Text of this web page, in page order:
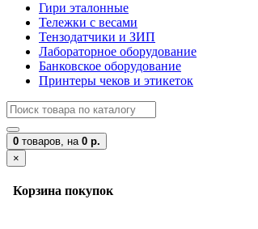
Гири эталонные
Тележки с весами
Тензодатчики и ЗИП
Лабораторное оборудование
Банковское оборудование
Принтеры чеков и этикеток
0 товаров, на 0 р.
×
Корзина покупок